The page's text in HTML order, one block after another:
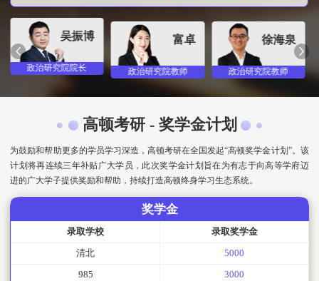
吴振博
政治研究院院长
富卓
政治研究院教师
徐海泉
政治研究院教师
高顿考研 - 奖学金计划
为鼓励和帮助更多的学员学习深造，高顿考研在全国发起“高顿奖学金计划”。该
计划将再连续三年补贴广大学员，此次奖学金计划旨在为有志于向高等学府迈
进的广大学子提供奖励和帮助，持续打造高顿终身学习生态系统。
奖学金
录取学校
录取奖学金
清北
5000
985
3000